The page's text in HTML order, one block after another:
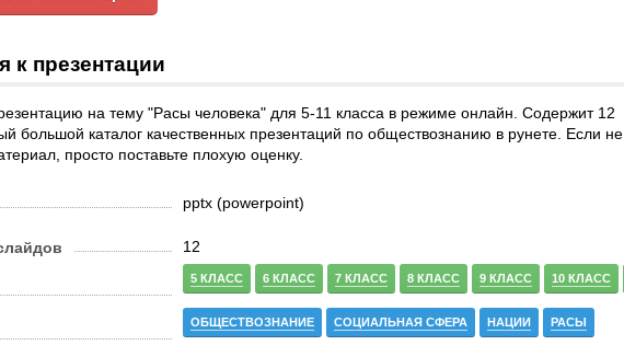
к презентации
на тему "Расы человека" для 5-11 класса в режиме онлайн. Содержит 12
большой каталог качественных презентаций по обществознанию в рунете. Если не
просто поставьте плохую оценку.
pptx (powerpoint)
12
5 КЛАСС 6 КЛАСС 7 КЛАСС 8 КЛАСС 9 КЛАСС 10 КЛАСС
ОБЩЕСТВОЗНАНИЕ СОЦИАЛЬНАЯ СФЕРА НАЦИИ РАСЫ